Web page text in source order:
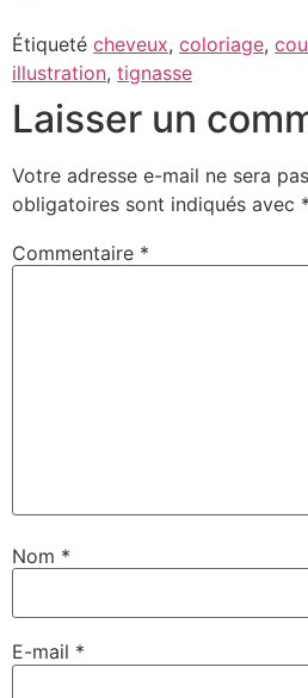
Étiqueté cheveux, coloriage,
illustration, tignasse
Laisser un
Votre adresse e-mail ne sera
obligatoires sont indiqués avec *
Commentaire *
Nom *
E-mail *